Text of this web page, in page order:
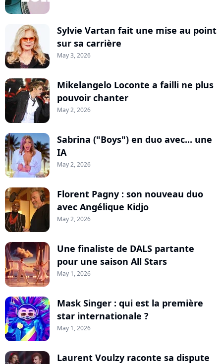
Sylvie Vartan fait une mise au point
sur sa carrière
May 3, 2026
Mikelangelo Loconte a failli ne plus
pouvoir chanter
May 2, 2026
Sabrina ("Boys") en duo avec... une
IA
May 2, 2026
Florent Pagny : son nouveau duo
avec Angélique Kidjo
May 2, 2026
Une finaliste de DALS partante
pour une saison All Stars
May 1, 2026
Mask Singer : qui est la première
star internationale ?
May 1, 2026
Laurent Voulzy raconte sa dispute